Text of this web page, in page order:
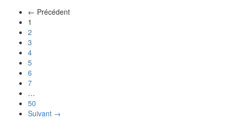
← Précédent
1
2
3
4
5
6
7
…
50
Suivant →